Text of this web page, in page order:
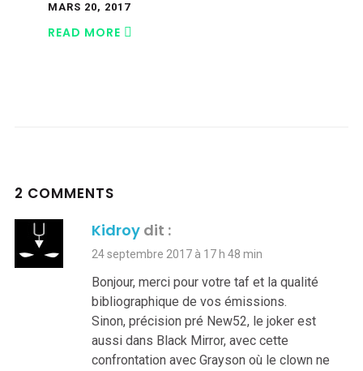
MARS 20, 2017
READ MORE
2 COMMENTS
Kidroy dit :
24 septembre 2017 à 17 h 48 min
Bonjour, merci pour votre taf et la qualité
bibliographique de vos émissions.
Sinon, précision pré New52, le joker est
aussi dans Black Mirror, avec cette
confrontation avec Grayson où le clown ne